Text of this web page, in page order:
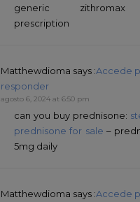
generic
prescription
Matthewdioma says :Accede
responder
agosto 6, 2024 at 6:50 pm
can you buy prednisone:
prednisone for sale –
5mg daily
Matthewdioma says :Accede